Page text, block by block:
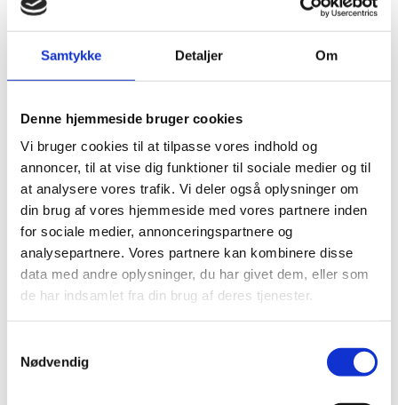
Samtykke Detaljer Om
Denne hjemmeside bruger cookies
Vi bruger cookies til at tilpasse vores indhold og
annoncer, til at vise dig funktioner til sociale medier og til
at analysere vores trafik. Vi deler også oplysninger om
din brug af vores hjemmeside med vores partnere inden
for sociale medier, annonceringspartnere og
analysepartnere. Vores partnere kan kombinere disse
data med andre oplysninger, du har givet dem, eller som
de har indsamlet fra din brug af deres tjenester.
Nødvendig
KWC Sæbedisp.
Reginox sæbedisp.
Brusesæt/Brusepanel
Brusepaneler
Udendørs brusere
Afløbsrende
Rustfrit afløb
Sort glas afløb
Hvidt glas afløb
Affaldssortering
Pedal systemer
Haven
Udendørs indretning
Udendørs brusere
Bål og grill
Solcelleanlæg
Luksus have Pavilloner
Tilbehør til luksus pavilloner